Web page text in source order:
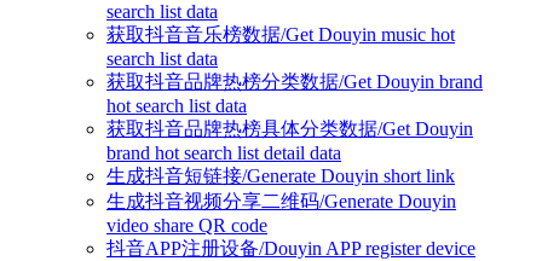
search list data
获取抖音音乐榜数据/Get Douyin music hot
search list data
获取抖音品牌热榜分类数据/Get Douyin brand
hot search list data
获取抖音品牌热榜具体分类数据/Get Douyin
brand hot search list detail data
生成抖音短链接/Generate Douyin short link
生成抖音视频分享二维码/Generate Douyin
video share QR code
抖音APP注册设备/Douyin APP register device